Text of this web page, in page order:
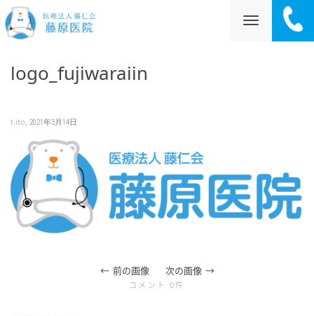
logo_fujiwaraiin
t.ito, 2021年3月14日
前の画像 次の画像
コメント 0件